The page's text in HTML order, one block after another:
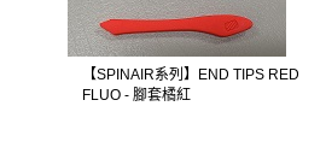
【SPINAIR系列】END TIPS RED
FLUO - 腳套橘紅